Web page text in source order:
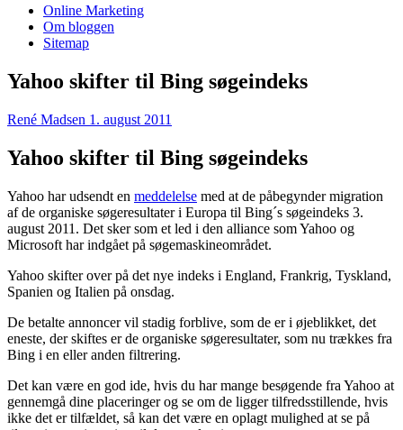
Online Marketing
Om bloggen
Sitemap
Yahoo skifter til Bing søgeindeks
René Madsen 1. august 2011
Yahoo skifter til Bing søgeindeks
Yahoo har udsendt en meddelelse med at de påbegynder migration
af de organiske søgeresultater i Europa til Bing´s søgeindeks 3.
august 2011. Det sker som et led i den alliance som Yahoo og
Microsoft har indgået på søgemaskineområdet.
Yahoo skifter over på det nye indeks i England, Frankrig, Tyskland,
Spanien og Italien på onsdag.
De betalte annoncer vil stadig forblive, som de er i øjeblikket, det
eneste, der skiftes er de organiske søgeresultater, som nu trækkes fra
Bing i en eller anden filtrering.
Det kan være en god ide, hvis du har mange besøgende fra Yahoo at
gennemgå dine placeringer og se om de ligger tilfredsstillende, hvis
ikke det er tilfældet, så kan det være en oplagt mulighed at se på